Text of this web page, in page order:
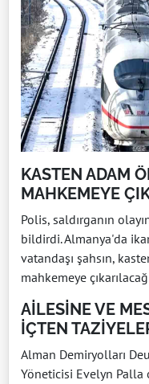
KASTEN ADAM
MAHKEMEYE
Polis, saldırganın
bildirdi. Almanya'da
vatandaşı şahsın,
mahkemeye
AİLESİNE VE
İÇTEN
Alman Demiryolları
Yöneticisi Evelyn Palla